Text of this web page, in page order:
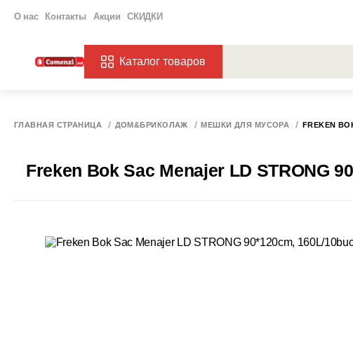
О нас Контакты Акции СКИДКИ
Каталог товаров
ГЛАВНАЯ СТРАНИЦА ДОМ&БРИКОЛАЖ МЕШКИ ДЛЯ МУСОРА FREKEN
Freken Bok Sac Menajer LD STRONG